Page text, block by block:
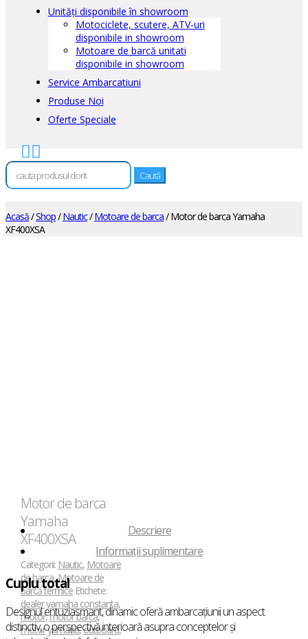
Unități disponibile în showroom
Motociclete, scutere, ATV-uri
disponibile in showroom
Motoare de barcă unitati
disponibile in showroom
Service Ambarcatiuni
Produse Noi
Oferte Speciale
 
Caută
după:
Acasă/Shop/Nautic/Motoare de barca/ Motor de barca Yamaha
XF400XSA
Motor de barca
Yamaha
XF400XSA
Categorii: Nautic, Motoare
de barca,Motoare de
barcă termice Etichete:
dealer yamaha constanta,
motor,motor barca,
motor yamaha,outboard,
Descriere
Informații suplimentare
Cuplu total
Designul entuziasmant, dinamic oferă ambarcațiunii un aspect
distinctiv, o perspectivă interioară asupra conceptelor și